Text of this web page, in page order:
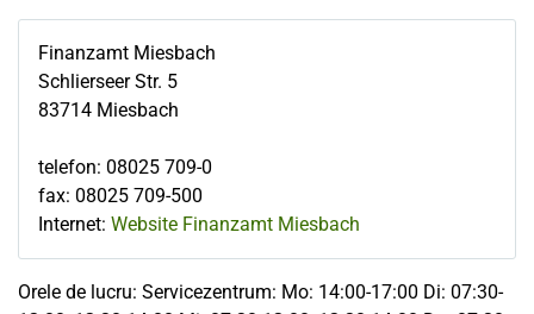
Finanzamt Miesbach
Schlierseer Str. 5
83714 Miesbach
telefon: 08025 709-0
fax: 08025 709-500
Internet: Website Finanzamt Miesbach
Orele de lucru: Servicezentrum: Mo: 14:00-17:00 Di: 07:30-